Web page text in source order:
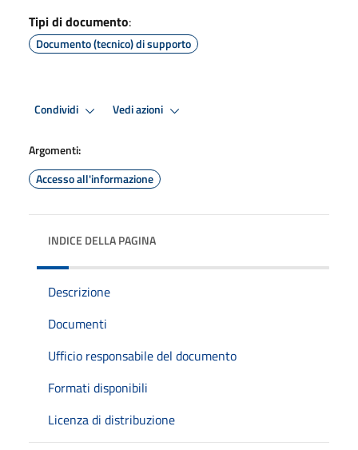
Tipi di documento:
Documento (tecnico) di supporto
Condividi Vedi azioni
Argomenti:
Accesso all'informazione
INDICE DELLA PAGINA
Descrizione
Documenti
Ufficio responsabile del documento
Formati disponibili
Licenza di distribuzione